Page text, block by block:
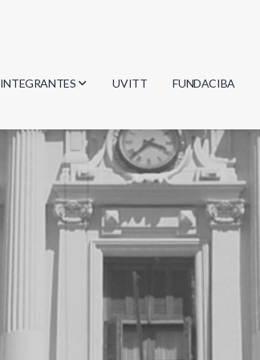
INTEGRANTES
Investigadores
Estudiantes
Egresados
UVITT FUNDACIBA